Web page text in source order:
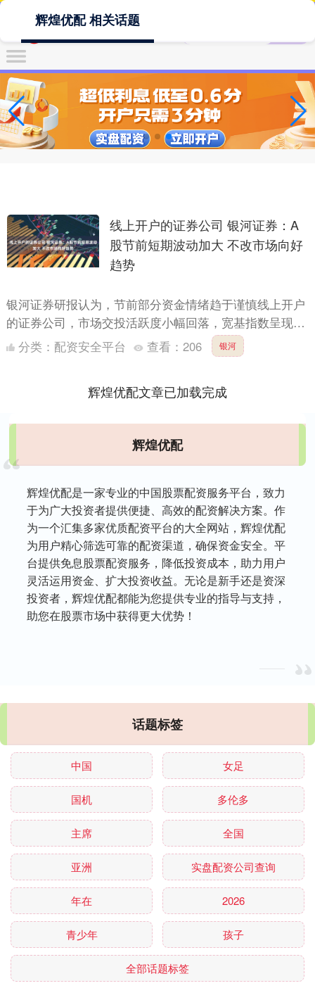
辉煌优配 相关话题
线上开户的证券公司 银河证券：A
股节前短期波动加大 不改市场向好
趋势
银河证券研报认为，节前部分资金情绪趋于谨慎线上开户
的证券公司，市场交投活跃度小幅回落，宽基指数呈现震
荡格局，但短期波动不改市场向好趋势。同时，结构性行
情依然突出....
分类： 配资安全平台 查看： 206 银河
辉煌优配文章已加载完成
辉煌优配
辉煌优配是一家专业的中国股票配资服务平台，致力
于为广大投资者提供便捷、高效的配资解决方案。作
为一个汇集多家优质配资平台的大全网站，辉煌优配
为用户精心筛选可靠的配资渠道，确保资金安全。平
台提供免息股票配资服务，降低投资成本，助力用户
灵活运用资金、扩大投资收益。无论是新手还是资深
投资者，辉煌优配都能为您提供专业的指导与支持，
助您在股票市场中获得更大优势！
话题标签
中国 女足
国机 多伦多
主席 全国
亚洲 实盘配资公司查询
年在 2026
青少年 孩子
全部话题标签